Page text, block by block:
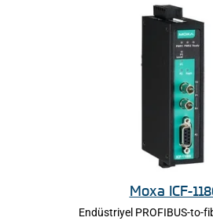
Moxa ICF-
Endüstriyel PROFIBUS-to-